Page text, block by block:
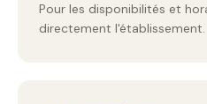
Pour les disponibilités et
directement l'établissement.